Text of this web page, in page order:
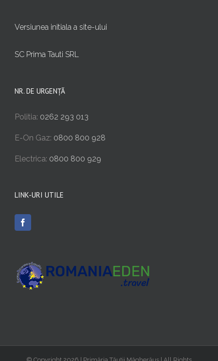
Versiunea initiala a site-ului
SC Prima Tauti SRL
NR. DE URGENȚĂ
Politia: 0262 293 013
E-On Gaz: 0800 800 928
Electrica: 0800 800 929
LINK-URI UTILE